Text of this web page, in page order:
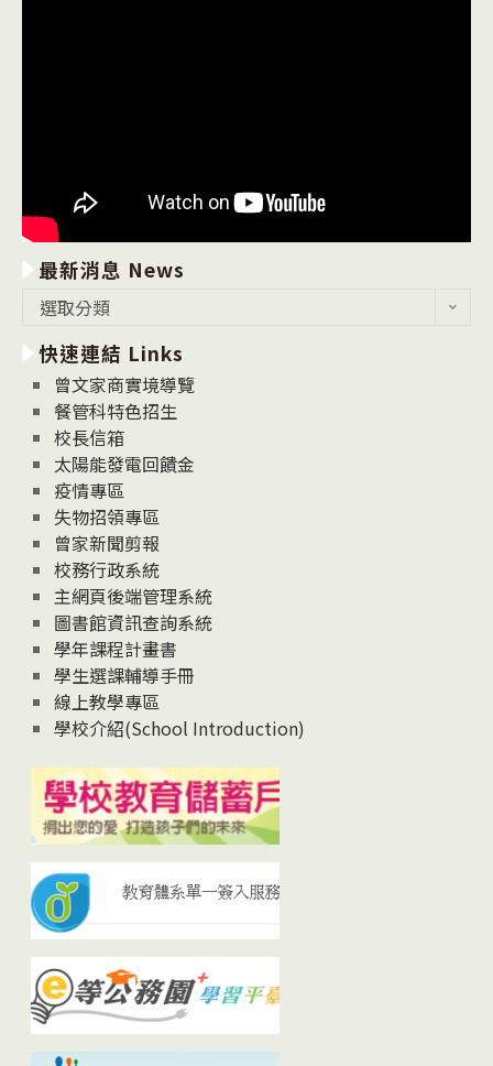
最新消息 News
消
息
News
選取分類
快速連結 Links
曾文家商實境導覽
餐管科特色招生
校長信箱
太陽能發電回饋金
疫情專區
失物招領專區
曾家新聞剪報
校務行政系統
主網頁後端管理系統
圖書館資訊查詢系統
學年課程計畫書
學生選課輔導手冊
線上教學專區
學校介紹(School Introduction)